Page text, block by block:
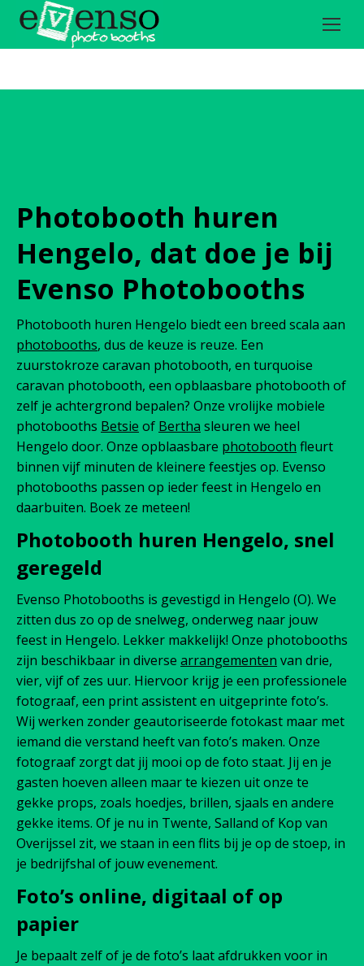
Photobooth huren
Hengelo, dat doe je bij
Evenso Photobooths
Photobooth huren Hengelo biedt een breed scala aan
photobooths, dus de keuze is reuze. Een
zuurstokroze caravan photobooth, en turquoise
caravan photobooth, een opblaasbare photobooth of
zelf je achtergrond bepalen? Onze vrolijke mobiele
photobooths Betsie of Bertha sleuren we heel
Hengelo door. Onze opblaasbare photobooth fleurt
binnen vijf minuten de kleinere feestjes op. Evenso
photobooths passen op ieder feest in Hengelo en
daarbuiten. Boek ze meteen!
Photobooth huren Hengelo, snel
geregeld
Evenso Photobooths is gevestigd in Hengelo (O). We
zitten dus zo op de snelweg, onderweg naar jouw
feest in Hengelo. Lekker makkelijk! Onze photobooths
zijn beschikbaar in diverse arrangementen van drie,
vier, vijf of zes uur. Hiervoor krijg je een professionele
fotograaf, een print assistent en uitgeprinte foto’s.
Wij werken zonder geautoriseerde fotokast maar met
iemand die verstand heeft van foto’s maken. Onze
fotograaf zorgt dat jij mooi op de foto staat. Jij en je
gasten hoeven alleen maar te kiezen uit onze te
gekke props, zoals hoedjes, brillen, sjaals en andere
gekke items. Of je nu in Twente, Salland of Kop van
Overijssel zit, we staan in een flits bij je op de stoep, in
je bedrijfshal of jouw evenement.
Foto’s online, digitaal of op
papier
Je bepaalt zelf of je de foto’s laat afdrukken voor in